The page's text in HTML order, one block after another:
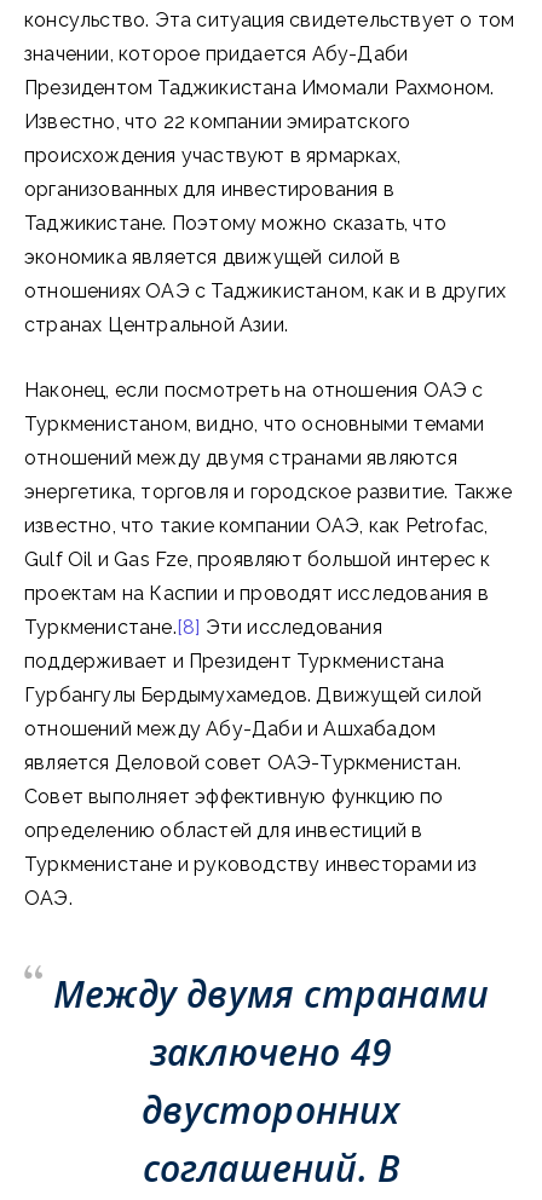
консульство. Эта ситуация свидетельствует о том
значении, которое придается Абу-Даби
Президентом Таджикистана Имомали Рахмоном.
Известно, что 22 компании эмиратского
происхождения участвуют в ярмарках,
организованных для инвестирования в
Таджикистане. Поэтому можно сказать, что
экономика является движущей силой в
отношениях ОАЭ с Таджикистаном, как и в других
странах Центральной Азии.
Наконец, если посмотреть на отношения ОАЭ с
Туркменистаном, видно, что основными темами
отношений между двумя странами являются
энергетика, торговля и городское развитие. Также
известно, что такие компании ОАЭ, как Petrofac,
Gulf Oil и Gas Fze, проявляют большой интерес к
проектам на Каспии и проводят исследования в
Туркменистане.[8] Эти исследования
поддерживает и Президент Туркменистана
Гурбангулы Бердымухамедов. Движущей силой
отношений между Абу-Даби и Ашхабадом
является Деловой совет ОАЭ-Туркменистан.
Совет выполняет эффективную функцию по
определению областей для инвестиций в
Туркменистане и руководству инвесторами из
ОАЭ.
Между двумя странами
заключено 49
двусторонних
соглашений. В